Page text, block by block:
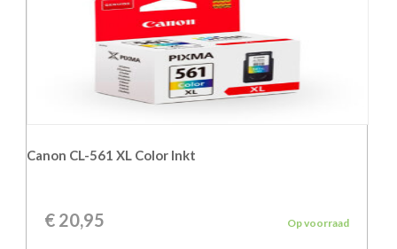
Canon CL-561 XL Color Inkt
€ 20,95 Op voorraad